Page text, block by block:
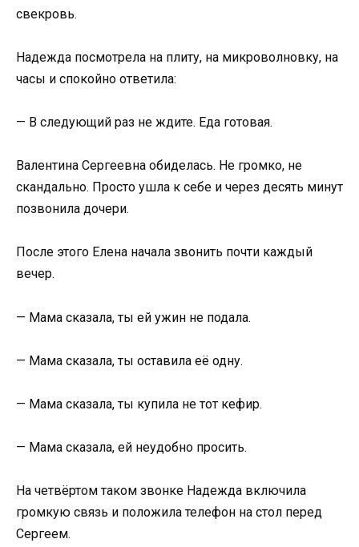
свекровь.
Надежда посмотрела на плиту, на микроволновку, на
часы и спокойно ответила:
— В следующий раз не ждите. Еда готовая.
Валентина Сергеевна обиделась. Не громко, не
скандально. Просто ушла к себе и через десять минут
позвонила дочери.
После этого Елена начала звонить почти каждый
вечер.
— Мама сказала, ты ей ужин не подала.
— Мама сказала, ты оставила её одну.
— Мама сказала, ты купила не тот кефир.
— Мама сказала, ей неудобно просить.
На четвёртом таком звонке Надежда включила
громкую связь и положила телефон на стол перед
Сергеем.